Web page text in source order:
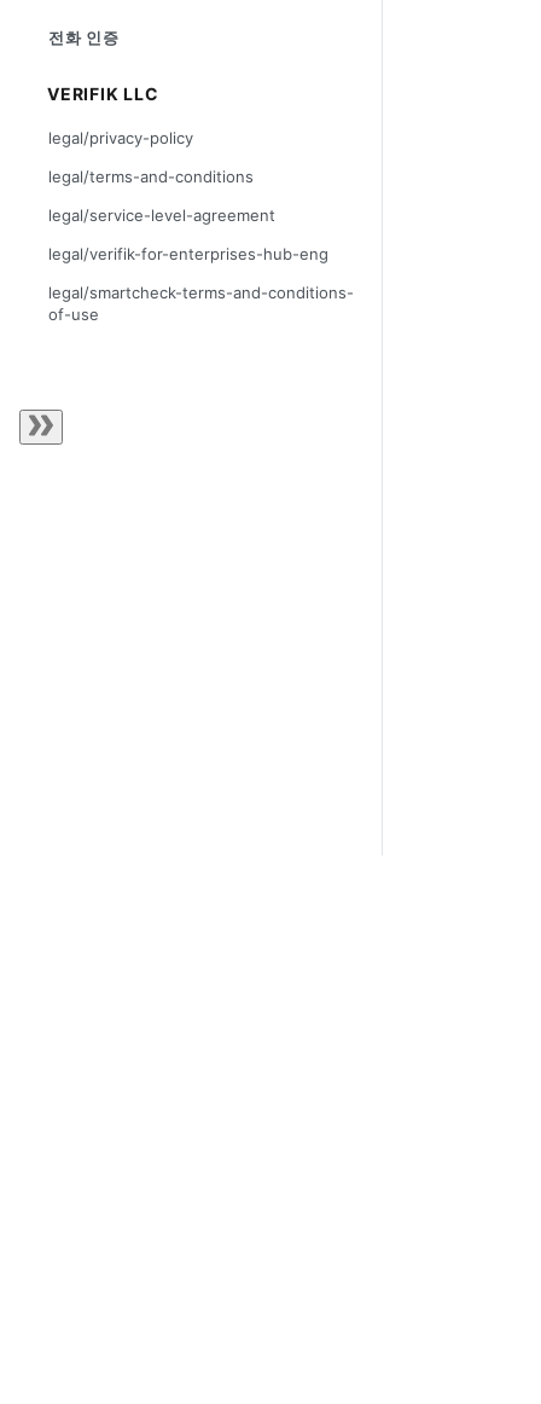
전화 인증
VERIFIK LLC
legal/privacy-policy
legal/terms-and-conditions
legal/service-level-agreement
legal/verifik-for-enterprises-hub-eng
legal/smartcheck-terms-and-conditions-
of-use